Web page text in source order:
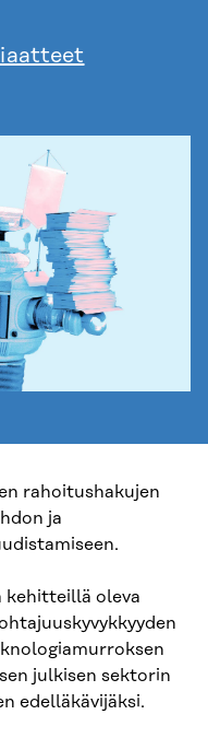
rahoitushakujen
ja
kehitteillä oleva
julkisen sektorin
edelläkävijäksi.